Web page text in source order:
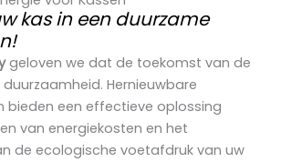
kas in een duurzame
geloven we dat de toekomst van de
Hernieuwbare
bieden een effectieve oplossing
van energiekosten en het
de ecologische voetafdruk van uw